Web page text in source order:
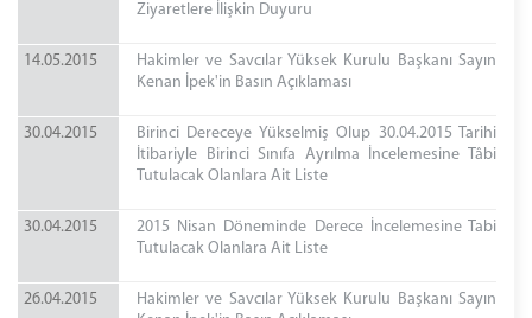
Ziyaretlere İlişkin Duyuru
14.05.2015
Hakimler ve Savcılar Yüksek Kurulu Başkanı Sayın
Kenan İpek'in Basın Açıklaması
30.04.2015
Birinci Dereceye Yükselmiş Olup 30.04.2015 Tarihi
İtibariyle Birinci Sınıfa Ayrılma İncelemesine Tâbi
Tutulacak Olanlara Ait Liste
30.04.2015
2015 Nisan Döneminde Derece İncelemesine Tabi
Tutulacak Olanlara Ait Liste
26.04.2015
Hakimler ve Savcılar Yüksek Kurulu Başkanı Sayın